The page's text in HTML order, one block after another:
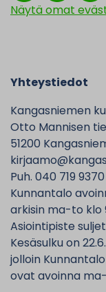
Näytä omat
Yhteystiedot
Kangasniemen
Otto Mannisen
51200
Puh. 040 719 9370
Kunnantalo
arkisin ma-to klo
Asiointipiste
Kesäsulku on
jolloin
ovat avoinna